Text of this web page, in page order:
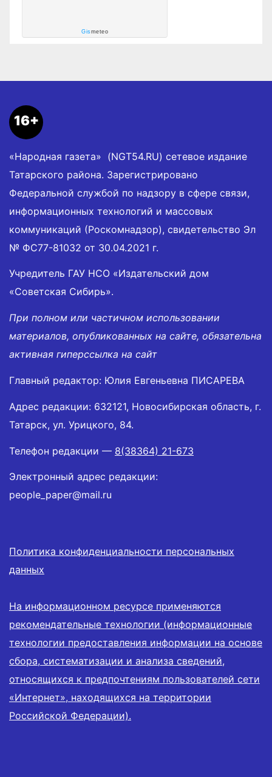
Gismeteo
16+
«Народная газета» (NGT54.RU) сетевое издание
Татарского района. Зарегистрировано
Федеральной службой по надзору в сфере связи,
информационных технологий и массовых
коммуникаций (Роскомнадзор), свидетельство Эл
№ ФС77-81032 от 30.04.2021 г.
Учредитель ГАУ НСО «Издательский дом
«Советская Сибирь».
При полном или частичном использовании
материалов, опубликованных на сайте, обязательна
активная гиперссылка на сайт
Главный редактор: Юлия Евгеньевна ПИСАРЕВА
Адрес редакции: 632121, Новосибирская область, г.
Татарск, ул. Урицкого, 84.
Телефон редакции — 8(38364) 21-673
Электронный адрес редакции:
people_paper@mail.ru
Политика конфиденциальности персональных
данных
На информационном ресурсе применяются
рекомендательные технологии (информационные
технологии предоставления информации на основе
сбора, систематизации и анализа сведений,
относящихся к предпочтениям пользователей сети
«Интернет», находящихся на территории
Российской Федерации).